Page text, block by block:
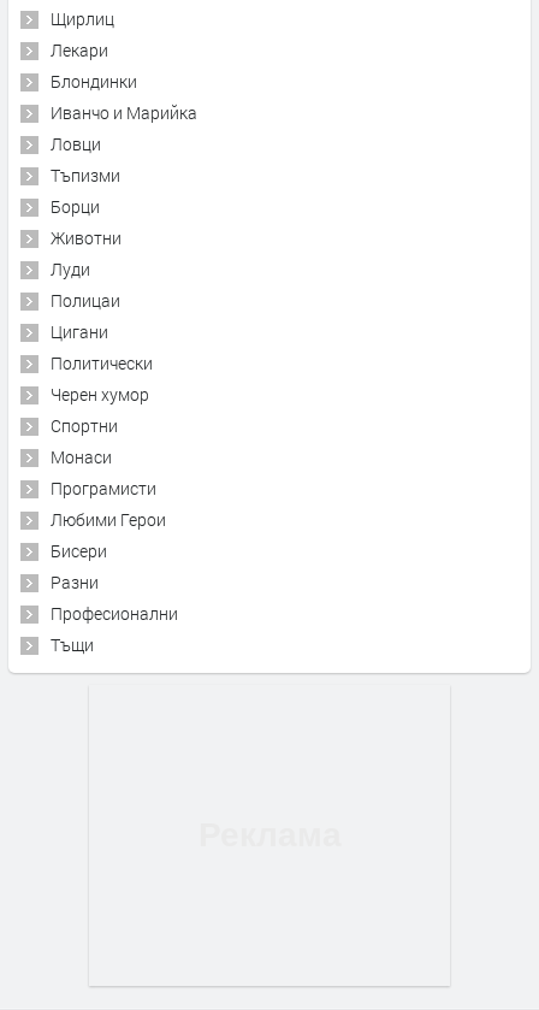
Щирлиц
Лекари
Блондинки
Иванчо и Марийка
Ловци
Тъпизми
Борци
Животни
Луди
Полицаи
Цигани
Политически
Черен хумор
Спортни
Монаси
Програмисти
Любими Герои
Бисери
Разни
Професионални
Тъщи